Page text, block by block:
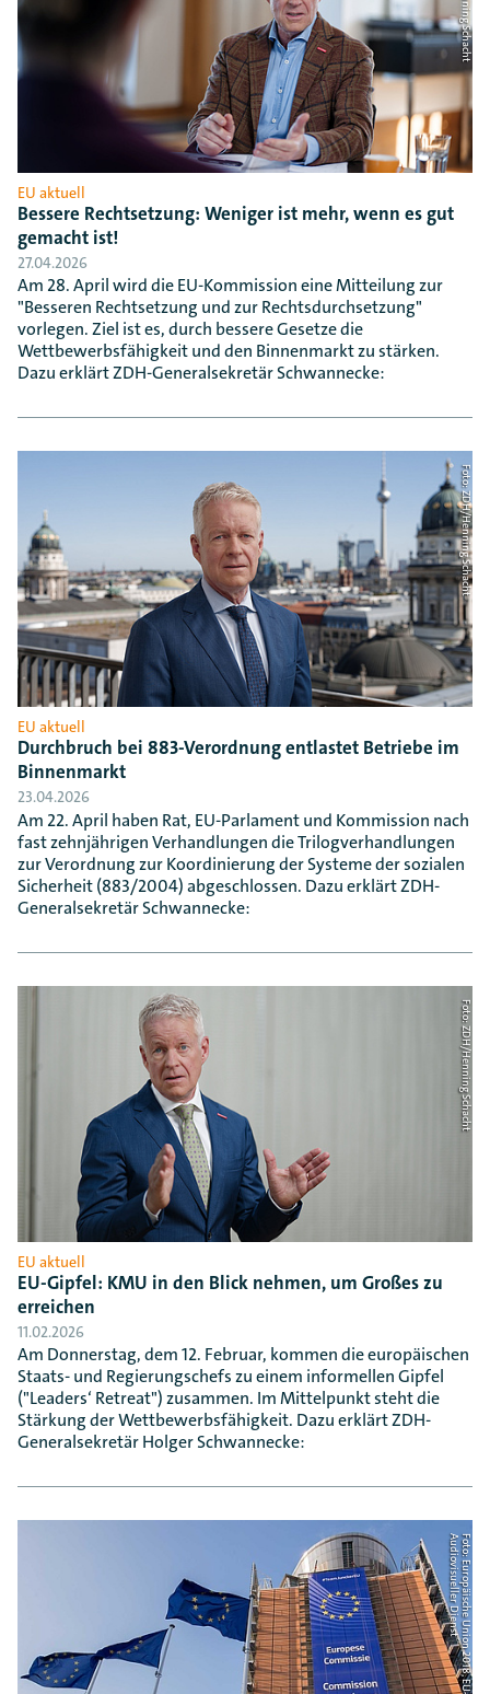
EU aktuell
Bessere Rechtsetzung: Weniger ist mehr, wenn es gut
gemacht ist!
27.04.2026
Am 28. April wird die EU-Kommission eine Mitteilung zur
"Besseren Rechtsetzung und zur Rechtsdurchsetzung"
vorlegen. Ziel ist es, durch bessere Gesetze die
Wettbewerbsfähigkeit und den Binnenmarkt zu stärken.
Dazu erklärt ZDH-Generalsekretär Schwannecke:
Foto: ZDH/Henning Schacht
EU aktuell
Durchbruch bei 883-Verordnung entlastet Betriebe im
Binnenmarkt
23.04.2026
Am 22. April haben Rat, EU-Parlament und Kommission nach
fast zehnjährigen Verhandlungen die Trilogverhandlungen
zur Verordnung zur Koordinierung der Systeme der sozialen
Sicherheit (883/2004) abgeschlossen. Dazu erklärt ZDH-
Generalsekretär Schwannecke:
Foto: ZDH/Henning Schacht
EU aktuell
EU-Gipfel: KMU in den Blick nehmen, um Großes zu
erreichen
11.02.2026
Am Donnerstag, dem 12. Februar, kommen die europäischen
Staats- und Regierungschefs zu einem informellen Gipfel
("Leaders‘ Retreat") zusammen. Im Mittelpunkt steht die
Stärkung der Wettbewerbsfähigkeit. Dazu erklärt ZDH-
Generalsekretär Holger Schwannecke:
F
o
t
o
:
E
u
r
o
p
ä
i
s
c
h
e
U
n
i
o
n
2
0
1
8
, E
U
-
K
o
m
m
i
s
s
i
o
n
A
u
d
i
o
v
i
s
u
e
l
l
e
r
D
i
e
n
s
t